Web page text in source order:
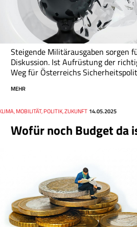
Steigende Militärausgaben sorgen
Diskussion. Ist Aufrüstung der
Weg für Österreichs
MEHR
Wofür noch Budget da
MOBILITÄT, POLITIK, ZUKUNFT 14.05.2025